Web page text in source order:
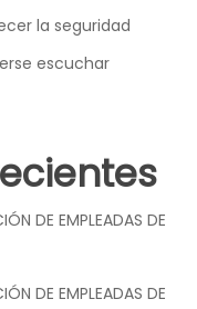
la seguridad
escuchar
DE EMPLEADAS DE
DE EMPLEADAS DE